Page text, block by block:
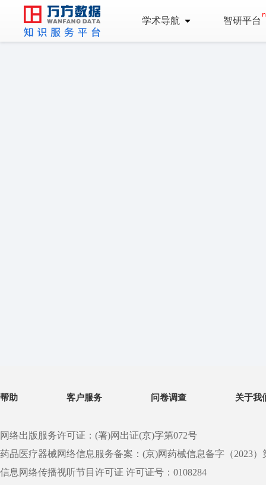
学术导航 智研平台
帮助 客户服务 问卷调查 关于我
网络出版服务许可证：(署)网出证(京)字第072号
药品医疗器械网络信息服务备案：(京)网药械信息备字（2023）
信息网络传播视听节目许可证 许可证号：0108284